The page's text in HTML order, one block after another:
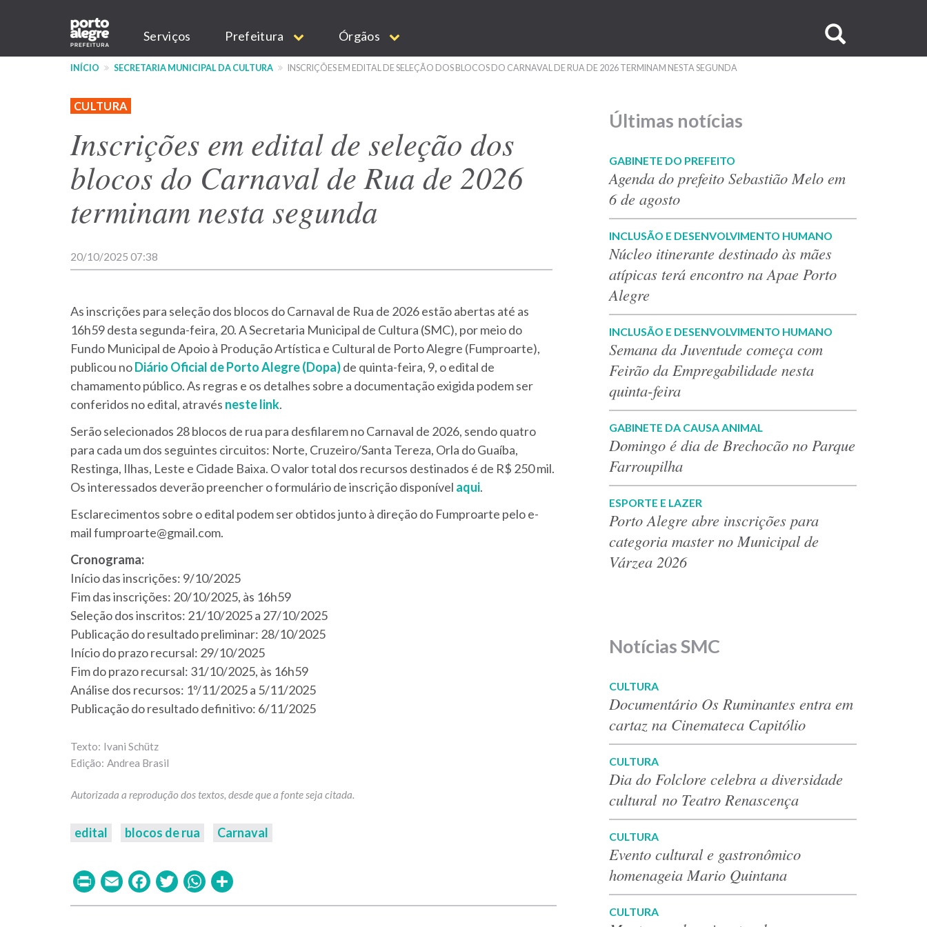
conteúdo
Main
navigation
Serviços Prefeitura Órgãos
no
INÍCIO SECRETARIA MUNICIPAL DA CULTURA INSCRIÇÕES EM EDITAL DE SELEÇÃO DOS BLOCOS DO CARNAVAL DE RUA DE 2026 TERMINAM NESTA SEGUNDA
CULTURA
Inscrições em edital de seleção dos
blocos do Carnaval de Rua de 2026
terminam nesta segunda
20/10/2025 07:38
As inscrições para seleção dos blocos do Carnaval de Rua de 2026 estão abertas até as
16h59 desta segunda-feira, 20. A Secretaria Municipal de Cultura (SMC), por meio do
Fundo Municipal de Apoio à Produção Artística e Cultural de Porto Alegre (Fumproarte),
publicou noDiário Oficial de Porto Alegre (Dopa)de quinta-feira, 9, o edital de
chamamento público. As regras e os detalhes sobre a documentação exigida podem ser
conferidos no edital, através neste link.
Serão selecionados 28 blocos de rua para desfilarem no Carnaval de 2026, sendo quatro
para cada um dos seguintes circuitos: Norte, Cruzeiro/Santa Tereza, Orla do Guaíba,
Restinga, Ilhas, Leste e Cidade Baixa. O valor total dos recursos destinados é de R$ 250 mil.
Os interessados deverão preencher o formulário de inscrição disponível aqui.
Esclarecimentos sobre o edital podem ser obtidos junto à direção do Fumproarte pelo e-
mail fumproarte@gmail.com.
Cronograma:
Início das inscrições: 9/10/2025
Fim das inscrições: 20/10/2025, às 16h59
Seleção dos inscritos: 21/10/2025 a 27/10/2025
Publicação do resultado preliminar: 28/10/2025
Início do prazo recursal: 29/10/2025
Fim do prazo recursal: 31/10/2025, às 16h59
Análise dos recursos: 1º/11/2025 a 5/11/2025
Publicação do resultado definitivo: 6/11/2025
Ivani Schütz
Andrea Brasil
edital blocos de rua Carnaval
PrintEmailFacebook
TwitterWhatsApp
Últimas notícias
GABINETE DO PREFEITO
Agenda do prefeito Sebastião Melo em
6 de agosto
INCLUSÃO E DESENVOLVIMENTO HUMANO
Núcleo itinerante destinado às mães
atípicas terá encontro na Apae Porto
Alegre
INCLUSÃO E DESENVOLVIMENTO HUMANO
Semana da Juventude começa com
Feirão da Empregabilidade nesta
quinta-feira
GABINETE DA CAUSA ANIMAL
Domingo é dia de Brechocão no Parque
Farroupilha
ESPORTE E LAZER
Porto Alegre abre inscrições para
categoria master no Municipal de
Várzea 2026
Notícias SMC
CULTURA
Documentário Os Ruminantes entra em
cartaz na Cinemateca Capitólio
CULTURA
Dia do Folclore celebra a diversidade
cultural no Teatro Renascença
CULTURA
Evento cultural e gastronômico
homenageia Mario Quintana
CULTURA